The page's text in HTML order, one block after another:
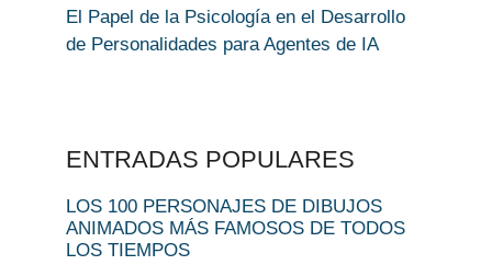
El Papel de la Psicología en el Desarrollo
de Personalidades para Agentes de IA
ENTRADAS POPULARES
LOS 100 PERSONAJES DE DIBUJOS
ANIMADOS MÁS FAMOSOS DE TODOS
LOS TIEMPOS